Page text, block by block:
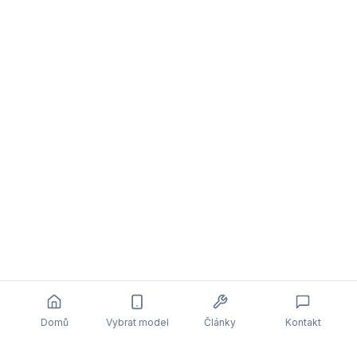
Domů Vybrat model Články Kontakt